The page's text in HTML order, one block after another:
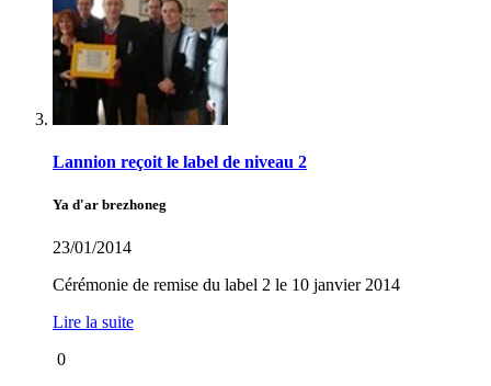
Lannion reçoit le label de niveau 2
Ya d'ar brezhoneg
23/01/2014
Cérémonie de remise du label 2 le 10 janvier 2014
Lire la suite
0